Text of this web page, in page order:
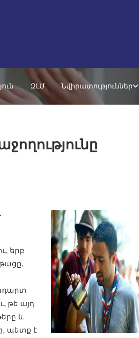
ԶԼՄ Նվիրատություններ
երբ
թե այդ
և
պետք է